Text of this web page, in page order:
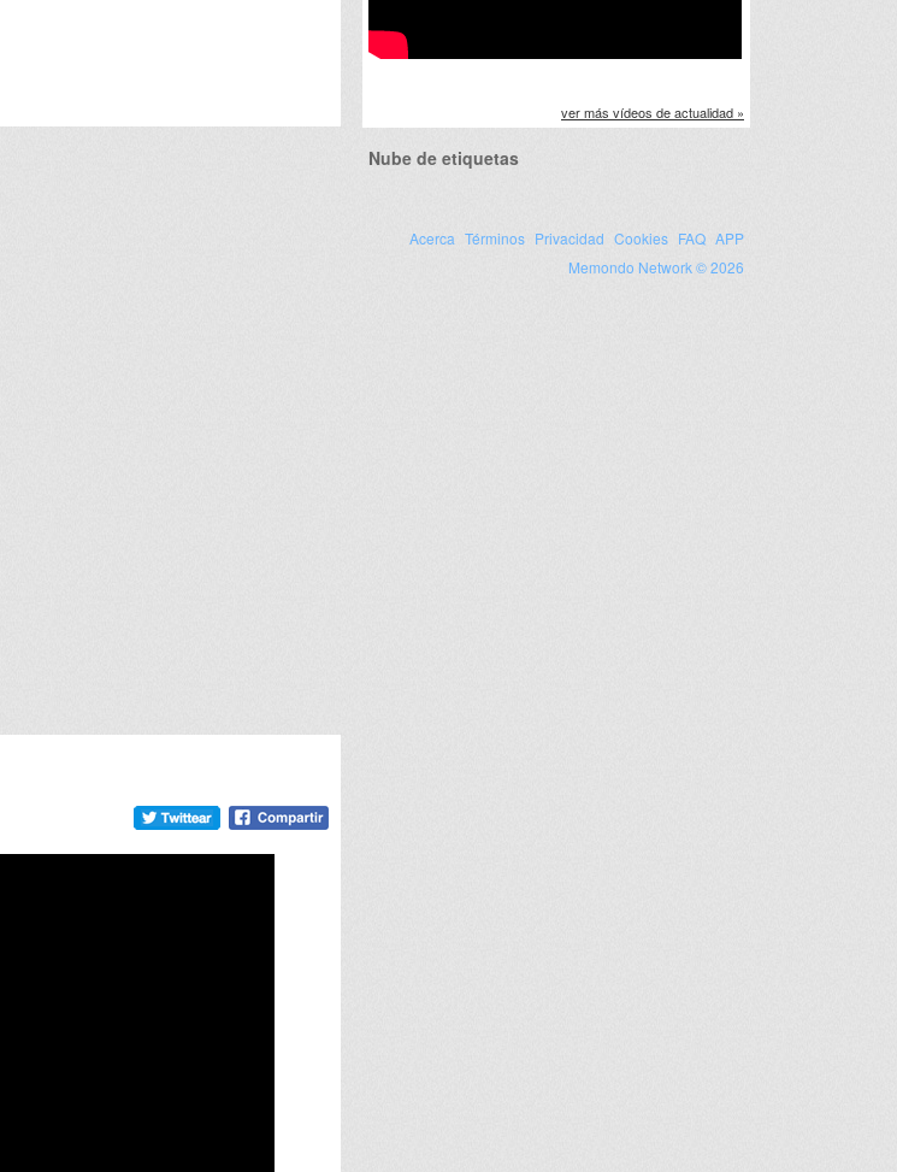
ver más vídeos de actualidad »
Nube de etiquetas
Acerca Términos Privacidad Cookies FAQ APP
Memondo Network © 2026